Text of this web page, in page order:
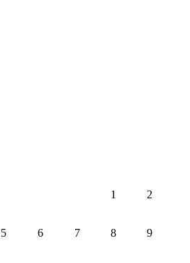
1 2
5 6 7 8 9